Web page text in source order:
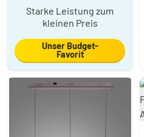
Starke Leistung zum
kleinen Preis
Unser Budget-
Favorit